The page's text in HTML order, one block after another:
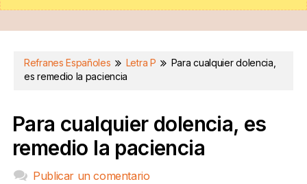
Refranes Españoles Letra P
Para cualquier dolencia,
es remedio la paciencia
Para cualquier dolencia, es
remedio la paciencia
Publicar un comentario